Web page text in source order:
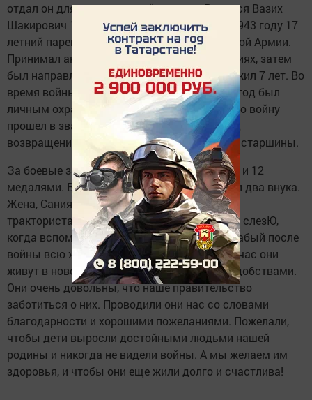
отдал он для защиты своей родины. Родился Вазих
Шакирович 1926 году в дерене Анаково. В 1943 году 17
летний парень был призван в ряды Советской Армии.
Принимал активное участие боевых действиях, затем
был направлен на войну с Японией. Прослужил 7 лет. Во
время войны был разведчиком, последний год был
личным охранником генерала Лебедева. Всю войну
прошел в звании младшего сержанта, перед
возвращением домой был удостоен звании старшины.
За боевые заслуги был награжден орденом и 12
медалями. В 1945 году женился, есть дочь и два внука.
Жена, Сания апа ,во время войны работала
трактористам. Она не может удержать свои слезЮ,
когда вспоминает об этих днях, сам Вазых абый после
войны всю жизнь поработал столяром. Сейчас они
живут в новом доме, в квартире со всеми удобствами.
Они очень довольны, что наше правительство
заботиться о них. Проводили они нас со словами
благодарности и хорошими пожеланиями. Пожелали,
чтобы дети выросли достойными людьми нашей
родины и никогда не видели войны. А мы желаем им
здоровья, и чтобы они еще жили долго и счастлива!